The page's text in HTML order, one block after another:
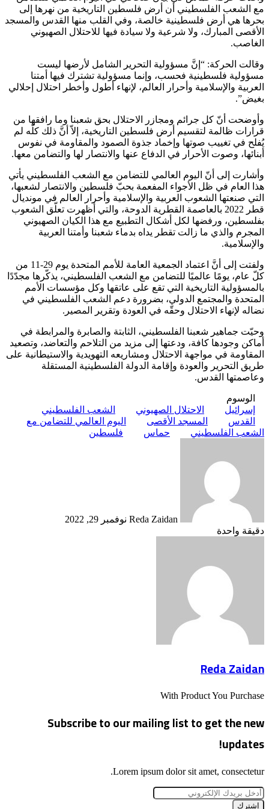
مع الشعب الفلسطيني أن أرض فلسطين التاريخية من نهرها إلى
بحرها هي أرض فلسطينية خالصة، وفي القلب منها القدس والمسجد
الأقصى المبارك، ولا شرعية ولا سيادة فيها للاحتلال الصهيوني
الغاصب.
وقالت الحركة: “إنَّ مسؤولية التحرير الشامل لأرضها ليست
مسؤولية فلسطينية فحسب، وإنما مسؤولية تشترك فيها أمتنا
العربية والإسلامية وأحرار العالم، لإنهاء أطول وأخطر احتلال إحلالي
بغيض”.
وأوضحت أنّ كل جرائم ومجازر الاحتلال بحق شعبنا وما رافقها من
قرارات ظالمة لتقسيم أرض فلسطين التاريخية، إلاّ أنَّ ذلك كلّه لم
يُفلح في تغييب صوتها وإخماد جذوة الصمود والمقاومة في نفوس
أبنائها، وصوت الأحرار في الدفاع عنها والانتصار لها والتضامن معها.
وأشارت إلى أنّ اليوم العالمي للتضامن مع الشعب الفلسطيني يأتي
هذا العام في ظل الأجواء المفعمة بحبّ فلسطين والانتصار لشعبها،
التي صنعتها الشعوب العربية والإسلامية وأحرار العالم في مونديال
قطر 2022 بالعاصمة القطرية الدوحة، والتي أظهرت تعلّق الشعوب
بفلسطين، ورفضها لكل أشكال التطبيع مع هذا الكيان الصهيوني
المجرم والذي ما زالت تقطر يداه بدماء شعبنا وأمتنا العربية
والإسلامية.
ولفتت إلى أنَّ اعتماد الجمعية العامة للأمم المتحدة يوم 29-11 من
كلّ عام، يومًا عالميًا للتضامن مع الشعب الفلسطيني، يذكّرها مجدّدًا
بالمسؤولية التاريخية التي تقع على عاتقها وكل مؤسسات الأمم
المتحدة والمجتمع الدولي، بضرورة دعم الشعب الفلسطيني في
نضاله لإنهاء الاحتلال وحقّه في العودة وتقرير المصير.
وحيّت جماهير شعبنا الفلسطيني، الثابتة والصابرة والمرابطة في
أماكن وجودها كافة، ودعتها إلى مزيد من التلاحم والتعاضد، وتصعيد
المقاومة في مواجهة الاحتلال ومشاريعه التهويدية والاستيطانية على
طريق التحرير والعودة وإقامة الدولة الفلسطينية المستقلة
وعاصمتها القدس.
الوسوم
إسرائيل
الاحتلال الصهيوني
الشعب الفلسطيني
القدس
المسجد الأقصى
اليوم العالمي للتضامن مع
الشعب الفلسطيني
حماس فلسطين
Reda Zaidan نوفمبر 29, 2022
دقيقة واحدة
Reda Zaidan
With Product You Purchase
Subscribe to our mailing list to get the new
updates!
Lorem ipsum dolor sit amet, consectetur.
أدخل
بريدك